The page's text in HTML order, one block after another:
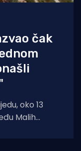
čak
oko 13
Malih